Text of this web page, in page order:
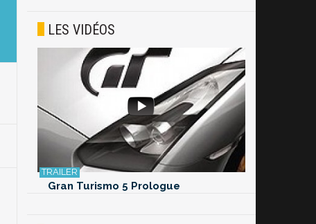
LES VIDÉOS
Gran Turismo 5 Prologue